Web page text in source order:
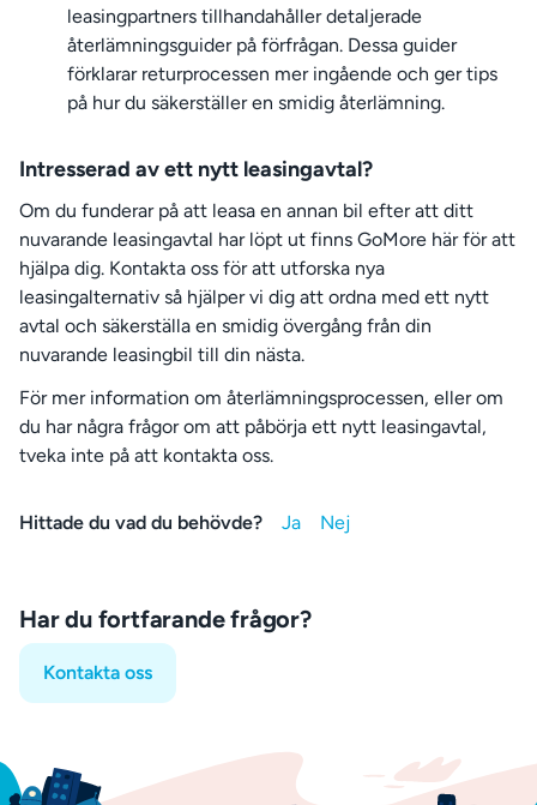
leasingpartners tillhandahåller detaljerade
återlämningsguider på förfrågan. Dessa guider
förklarar returprocessen mer ingående och ger tips
på hur du säkerställer en smidig återlämning.
Intresserad av ett nytt leasingavtal?
Om du funderar på att leasa en annan bil efter att ditt
nuvarande leasingavtal har löpt ut finns GoMore här för att
hjälpa dig. Kontakta oss för att utforska nya
leasingalternativ så hjälper vi dig att ordna med ett nytt
avtal och säkerställa en smidig övergång från din
nuvarande leasingbil till din nästa.
För mer information om återlämningsprocessen, eller om
du har några frågor om att påbörja ett nytt leasingavtal,
tveka inte på att kontakta oss.
Hittade du vad du behövde?
Har du fortfarande frågor?
Kontakta oss